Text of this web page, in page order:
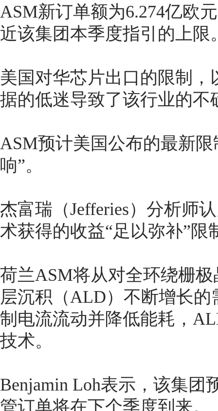
ASM新订单额为6.274亿欧
近该集团本季度指引的上限
美国对华芯片出口的限制
据的低迷导致了该行业的不
ASM预计美国公布的最新
响”。
杰富瑞（Jefferies）分析师
术获得的收益“足以弥补”
荷兰ASM将从对全环绕栅
层沉积（ALD）不断增长
制电流流动并降低能耗，
技术。
Benjamin Loh表示，该集团
管订单将在下个季度到来。